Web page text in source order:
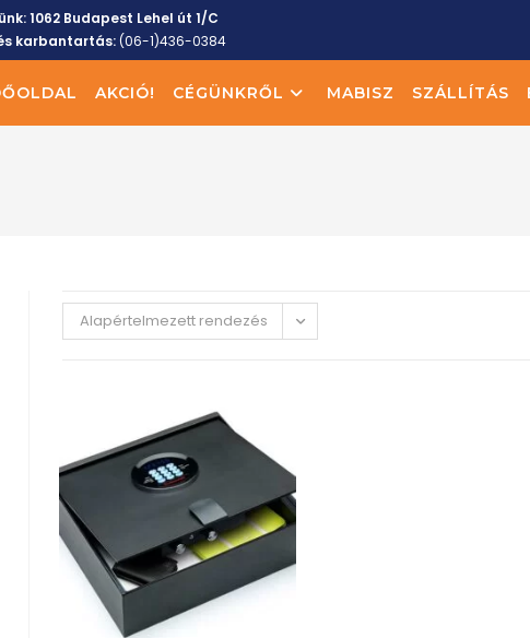
1062 Budapest Lehel út 1/C
karbantartás:(06-1)436-0384
AKCIÓ! CÉGÜNKRŐL MABISZ SZÁLLÍTÁS
Alapértelmezett rendezés